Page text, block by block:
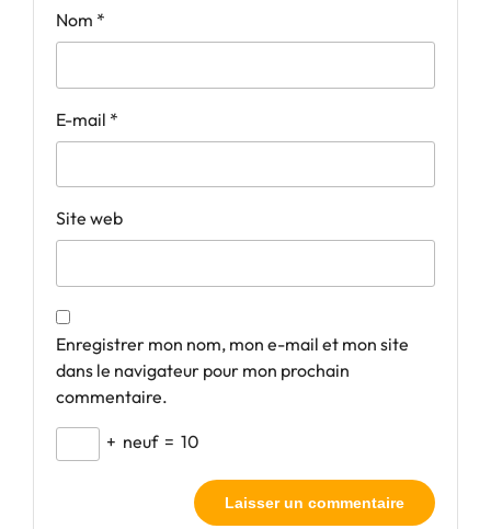
Nom *
E-mail *
Site web
Enregistrer mon nom, mon e-mail et mon site
dans le navigateur pour mon prochain
commentaire.
+ neuf = 10